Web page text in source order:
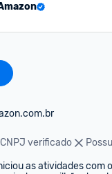
CNPJ verificado
as atividades com